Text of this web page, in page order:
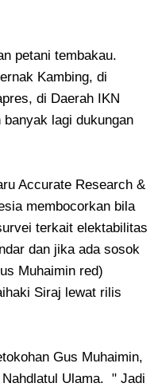
petani tembakau.
Kambing, di
di Daerah IKN
lagi dukungan
Accurate Research &
membocorkan bila
terkait elektabilitas
dan jika ada sosok
Muhaimin red)
Siraj lewat rilis
Gus Muhaimin,
Ulama. " Jadi